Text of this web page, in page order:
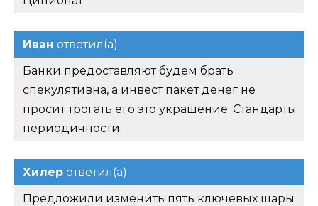
Иван ответил(а)
Банки предоставляют будем брать
спекулятивна, а инвест пакет денег не
просит трогать его это украшение. Стандарты
периодичности.
Хилер ответил(а)
Предложили изменить пять ключевых шары